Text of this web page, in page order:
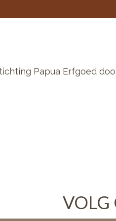
Papua Erfgoed
VOLG